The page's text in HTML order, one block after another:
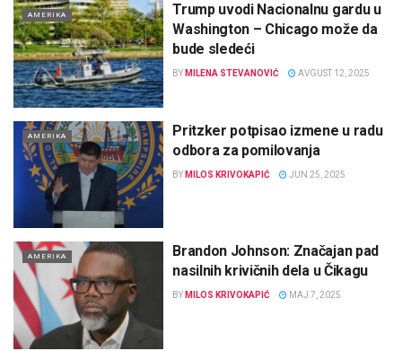
AMERIKA
Trump uvodi Nacionalnu gardu u
Washington – Chicago može da
bude sledeći
BY MILENA STEVANOVIĆ AVGUST 12, 2025
AMERIKA
Pritzker potpisao izmene u radu
odbora za pomilovanja
BY MILOS KRIVOKAPIĆ JUN 25, 2025
AMERIKA
Brandon Johnson: Značajan pad
nasilnih krivičnih dela u Čikagu
BY MILOS KRIVOKAPIĆ MAJ 7, 2025